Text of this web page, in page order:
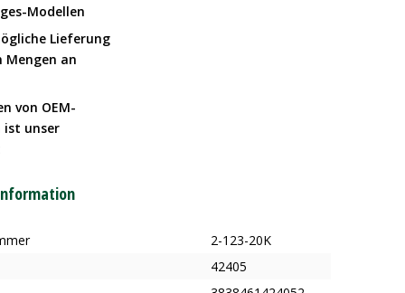
Modellen
Lieferung
Mengen an
von OEM-
ist unser
2-123-20K
42405